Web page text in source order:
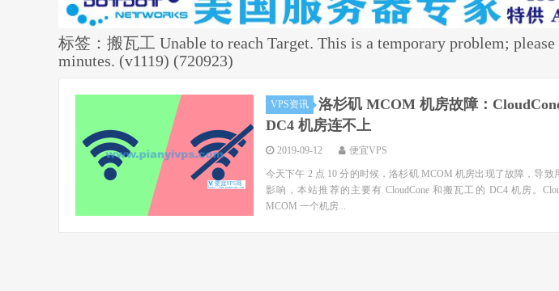
标签：搬瓦工 Unable to reach Target. This is a temporary problem;
minutes. (v1119) (720923)
VPS资讯
洛杉矶 MCOM 机房故障：
DC4 机房连不上
2019-09-12 便宜VPS
今天下午 2 点 10 分的时候，洛杉矶 MCOM 机房出现了故障，导致
影响，本站推荐的主要有 CloudCone 和搬瓦工的 DC4 机房。
MCOM 一个机房...